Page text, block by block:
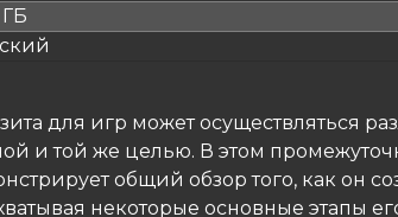
ГБ
для игр может осуществляться
и той же целью. В этом
общий обзор того, как он
некоторые основные этапы